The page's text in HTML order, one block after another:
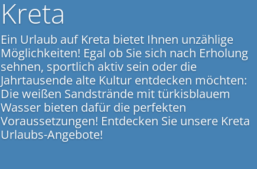
Kreta
Ein Urlaub auf Kreta bietet Ihnen unzählige
Möglichkeiten! Egal ob Sie sich nach Erholung
sehnen, sportlich aktiv sein oder die
Jahrtausende alte Kultur entdecken möchten:
Die weißen Sandstrände mit türkisblauem
Wasser bieten dafür die perfekten
Voraussetzungen! Entdecken Sie unsere Kreta
Urlaubs-Angebote!